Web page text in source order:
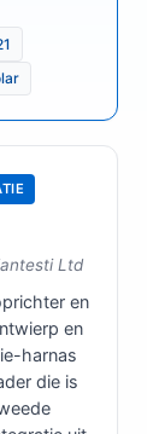
Ltd
en
en
harnas
die is